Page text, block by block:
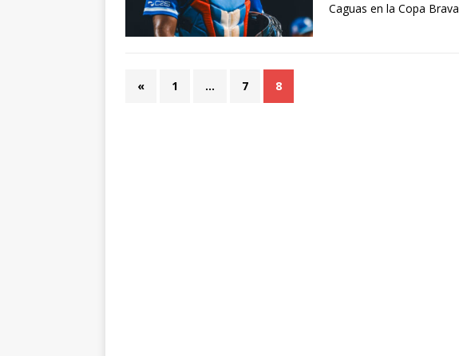
Caguas en la Copa Brava
« 1 … 7 8